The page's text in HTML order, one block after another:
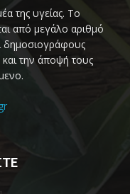
της υγείας. Το
από μεγάλο αριθμό
δημοσιογράφους
την άποψή τους